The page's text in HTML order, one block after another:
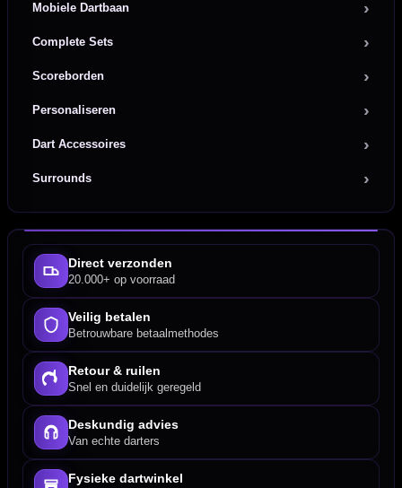
Mobiele Dartbaan
Complete Sets
Scoreborden
Personaliseren
Dart Accessoires
Surrounds
Direct verzonden
20.000+ op voorraad
Veilig betalen
Betrouwbare betaalmethodes
Retour & ruilen
Snel en duidelijk geregeld
Deskundig advies
Van echte darters
Fysieke dartwinkel